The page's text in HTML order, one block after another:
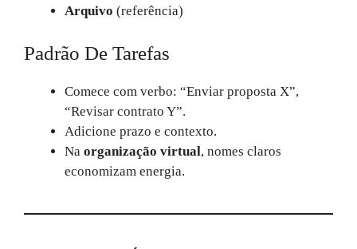
Arquivo (referência)
Padrão De Tarefas
Comece com verbo: “Enviar proposta X”,
“Revisar contrato Y”.
Adicione prazo e contexto.
Na organização virtual, nomes claros
economizam energia.